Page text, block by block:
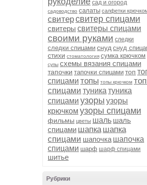
сад и огород
садоводство салаты салфетки
свитерсвитер спицами
свитеры свитеры спицами
своими руками следки
следки спицами снуд снуд
стихи стоматология сумка крючком
супы схемы вязания спицами
тапочки тапочки спицами топ
спицами топы топы крючком
спицами туника туника
спицами узоры узоры
крючком узоры спицами
фильмы цветы шаль шаль
спицами шапка шапка
спицами шапочка шапочка
спицами шарф шарф спицами
шитье
Рубрики